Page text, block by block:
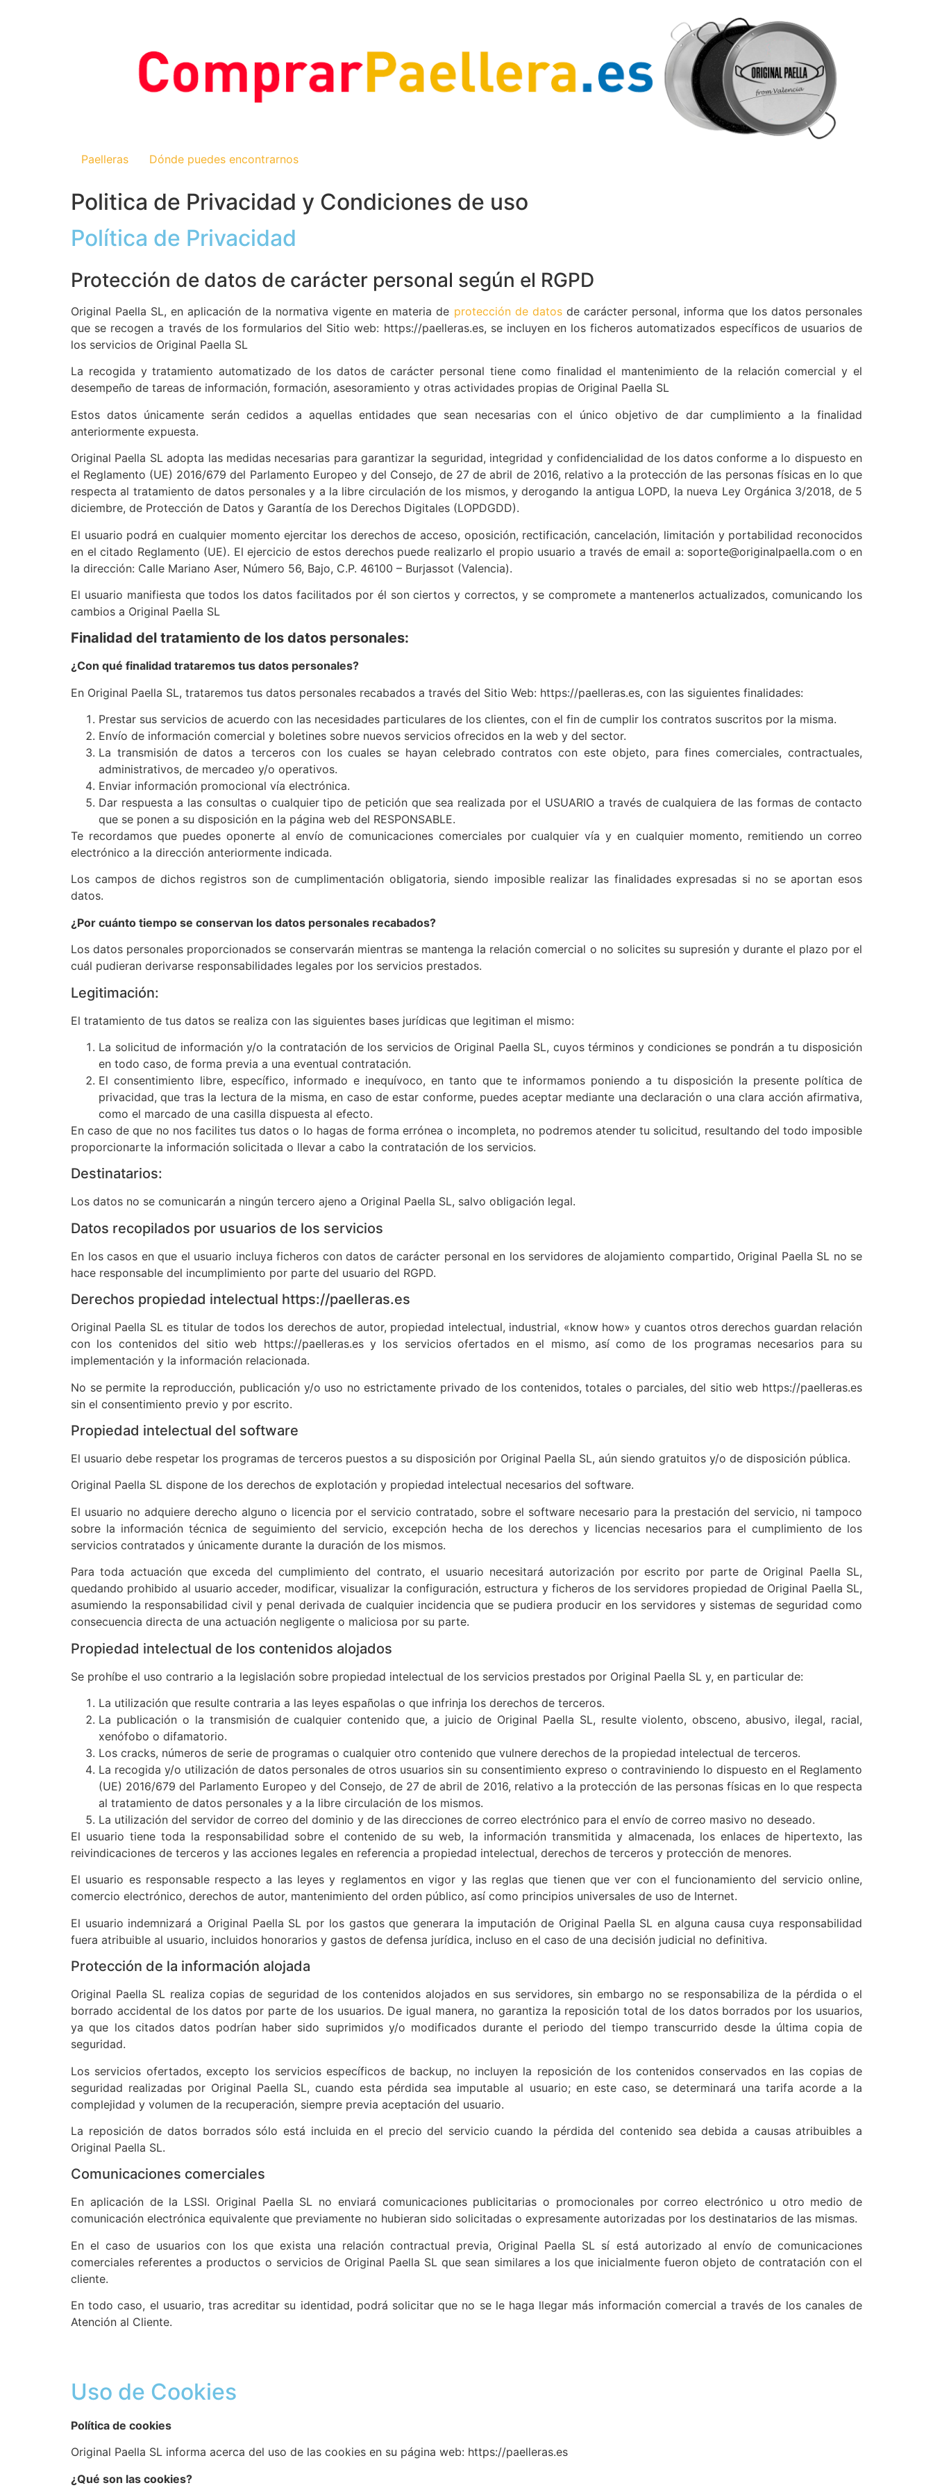
Paelleras Dónde puedes encontrarnos
Politica de Privacidad y Condiciones de uso
Política de Privacidad
Protección de datos de carácter personal según el RGPD
Original Paella SL, en aplicación de la normativa vigente en materia de protección de datosde carácter personal, informa que los datos personales
que se recogen a través de los formularios del Sitio web: https://paelleras.es, se incluyen en los ficheros automatizados específicos de usuarios de
los servicios de Original Paella SL
La recogida y tratamiento automatizado de los datos de carácter personal tiene como finalidad el mantenimiento de la relación comercial y el
desempeño de tareas de información, formación, asesoramiento y otras actividades propias de Original Paella SL
Estos datos únicamente serán cedidos a aquellas entidades que sean necesarias con el único objetivo de dar cumplimiento a la finalidad
anteriormente expuesta.
Original Paella SL adopta las medidas necesarias para garantizar la seguridad, integridad y confidencialidad de los datos conforme a lo dispuesto en
el Reglamento (UE) 2016/679 del Parlamento Europeo y del Consejo, de 27 de abril de 2016, relativo a la protección de las personas físicas en lo que
respecta al tratamiento de datos personales y a la libre circulación de los mismos, y derogando la antigua LOPD, la nueva Ley Orgánica 3/2018, de 5
diciembre, de Protección de Datos y Garantía de los Derechos Digitales (LOPDGDD).
El usuario podrá en cualquier momento ejercitar los derechos de acceso, oposición, rectificación, cancelación, limitación y portabilidad reconocidos
en el citado Reglamento (UE). El ejercicio de estos derechos puede realizarlo el propio usuario a través de email a: soporte@originalpaella.com o en
la dirección: Calle Mariano Aser, Número 56, Bajo, C.P. 46100 – Burjassot (Valencia).
El usuario manifiesta que todos los datos facilitados por él son ciertos y correctos, y se compromete a mantenerlos actualizados, comunicando los
cambios a Original Paella SL
Finalidad del tratamiento de los datos personales:
¿Con qué finalidad trataremos tus datos personales?
En Original Paella SL, trataremos tus datos personales recabados a través del Sitio Web: https://paelleras.es, con las siguientes finalidades:
Prestar sus servicios de acuerdo con las necesidades particulares de los clientes, con el fin de cumplir los contratos suscritos por la misma.
Envío de información comercial y boletines sobre nuevos servicios ofrecidos en la web y del sector.
La transmisión de datos a terceros con los cuales se hayan celebrado contratos con este objeto, para fines comerciales, contractuales,
administrativos, de mercadeo y/o operativos.
Enviar información promocional vía electrónica.
Dar respuesta a las consultas o cualquier tipo de petición que sea realizada por el USUARIO a través de cualquiera de las formas de contacto
que se ponen a su disposición en la página web del RESPONSABLE.
Te recordamos que puedes oponerte al envío de comunicaciones comerciales por cualquier vía y en cualquier momento, remitiendo un correo
electrónico a la dirección anteriormente indicada.
Los campos de dichos registros son de cumplimentación obligatoria, siendo imposible realizar las finalidades expresadas si no se aportan esos
datos.
¿Por cuánto tiempo se conservan los datos personales recabados?
Los datos personales proporcionados se conservarán mientras se mantenga la relación comercial o no solicites su supresión y durante el plazo por el
cuál pudieran derivarse responsabilidades legales por los servicios prestados.
Legitimación:
El tratamiento de tus datos se realiza con las siguientes bases jurídicas que legitiman el mismo:
La solicitud de información y/o la contratación de los servicios de Original Paella SL, cuyos términos y condiciones se pondrán a tu disposición
en todo caso, de forma previa a una eventual contratación.
El consentimiento libre, específico, informado e inequívoco, en tanto que te informamos poniendo a tu disposición la presente política de
privacidad, que tras la lectura de la misma, en caso de estar conforme, puedes aceptar mediante una declaración o una clara acción afirmativa,
como el marcado de una casilla dispuesta al efecto.
En caso de que no nos facilites tus datos o lo hagas de forma errónea o incompleta, no podremos atender tu solicitud, resultando del todo imposible
proporcionarte la información solicitada o llevar a cabo la contratación de los servicios.
Destinatarios:
Los datos no se comunicarán a ningún tercero ajeno a Original Paella SL, salvo obligación legal.
Datos recopilados por usuarios de los servicios
En los casos en que el usuario incluya ficheros con datos de carácter personal en los servidores de alojamiento compartido, Original Paella SL no se
hace responsable del incumplimiento por parte del usuario del RGPD.
Derechos propiedad intelectual https://paelleras.es
Original Paella SL es titular de todos los derechos de autor, propiedad intelectual, industrial, «know how» y cuantos otros derechos guardan relación
con los contenidos del sitio web https://paelleras.es y los servicios ofertados en el mismo, así como de los programas necesarios para su
implementación y la información relacionada.
No se permite la reproducción, publicación y/o uso no estrictamente privado de los contenidos, totales o parciales, del sitio web https://paelleras.es
sin el consentimiento previo y por escrito.
Propiedad intelectual del software
El usuario debe respetar los programas de terceros puestos a su disposición por Original Paella SL, aún siendo gratuitos y/o de disposición pública.
Original Paella SL dispone de los derechos de explotación y propiedad intelectual necesarios del software.
El usuario no adquiere derecho alguno o licencia por el servicio contratado, sobre el software necesario para la prestación del servicio, ni tampoco
sobre la información técnica de seguimiento del servicio, excepción hecha de los derechos y licencias necesarios para el cumplimiento de los
servicios contratados y únicamente durante la duración de los mismos.
Para toda actuación que exceda del cumplimiento del contrato, el usuario necesitará autorización por escrito por parte de Original Paella SL,
quedando prohibido al usuario acceder, modificar, visualizar la configuración, estructura y ficheros de los servidores propiedad de Original Paella SL,
asumiendo la responsabilidad civil y penal derivada de cualquier incidencia que se pudiera producir en los servidores y sistemas de seguridad como
consecuencia directa de una actuación negligente o maliciosa por su parte.
Propiedad intelectual de los contenidos alojados
Se prohíbe el uso contrario a la legislación sobre propiedad intelectual de los servicios prestados por Original Paella SL y, en particular de:
La utilización que resulte contraria a las leyes españolas o que infrinja los derechos de terceros.
La publicación o la transmisión de cualquier contenido que, a juicio de Original Paella SL, resulte violento, obsceno, abusivo, ilegal, racial,
xenófobo o difamatorio.
Los cracks, números de serie de programas o cualquier otro contenido que vulnere derechos de la propiedad intelectual de terceros.
La recogida y/o utilización de datos personales de otros usuarios sin su consentimiento expreso o contraviniendo lo dispuesto en el Reglamento
(UE) 2016/679 del Parlamento Europeo y del Consejo, de 27 de abril de 2016, relativo a la protección de las personas físicas en lo que respecta
al tratamiento de datos personales y a la libre circulación de los mismos.
La utilización del servidor de correo del dominio y de las direcciones de correo electrónico para el envío de correo masivo no deseado.
El usuario tiene toda la responsabilidad sobre el contenido de su web, la información transmitida y almacenada, los enlaces de hipertexto, las
reivindicaciones de terceros y las acciones legales en referencia a propiedad intelectual, derechos de terceros y protección de menores.
El usuario es responsable respecto a las leyes y reglamentos en vigor y las reglas que tienen que ver con el funcionamiento del servicio online,
comercio electrónico, derechos de autor, mantenimiento del orden público, así como principios universales de uso de Internet.
El usuario indemnizará a Original Paella SL por los gastos que generara la imputación de Original Paella SL en alguna causa cuya responsabilidad
fuera atribuible al usuario, incluidos honorarios y gastos de defensa jurídica, incluso en el caso de una decisión judicial no definitiva.
Protección de la información alojada
Original Paella SL realiza copias de seguridad de los contenidos alojados en sus servidores, sin embargo no se responsabiliza de la pérdida o el
borrado accidental de los datos por parte de los usuarios. De igual manera, no garantiza la reposición total de los datos borrados por los usuarios,
ya que los citados datos podrían haber sido suprimidos y/o modificados durante el periodo del tiempo transcurrido desde la última copia de
seguridad.
Los servicios ofertados, excepto los servicios específicos de backup, no incluyen la reposición de los contenidos conservados en las copias de
seguridad realizadas por Original Paella SL, cuando esta pérdida sea imputable al usuario; en este caso, se determinará una tarifa acorde a la
complejidad y volumen de la recuperación, siempre previa aceptación del usuario.
La reposición de datos borrados sólo está incluida en el precio del servicio cuando la pérdida del contenido sea debida a causas atribuibles a
Original Paella SL.
Comunicaciones comerciales
En aplicación de la LSSI. Original Paella SL no enviará comunicaciones publicitarias o promocionales por correo electrónico u otro medio de
comunicación electrónica equivalente que previamente no hubieran sido solicitadas o expresamente autorizadas por los destinatarios de las mismas.
En el caso de usuarios con los que exista una relación contractual previa, Original Paella SL sí está autorizado al envío de comunicaciones
comerciales referentes a productos o servicios de Original Paella SL que sean similares a los que inicialmente fueron objeto de contratación con el
cliente.
En todo caso, el usuario, tras acreditar su identidad, podrá solicitar que no se le haga llegar más información comercial a través de los canales de
Atención al Cliente.
Uso de Cookies
Política de cookies
Original Paella SL informa acerca del uso de las cookies en su página web: https://paelleras.es
¿Qué son las cookies?